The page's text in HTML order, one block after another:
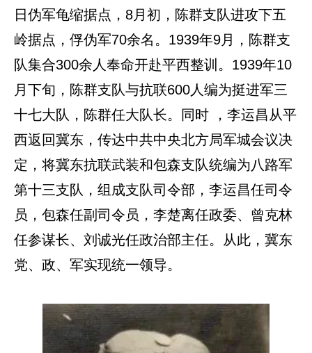
日伪军龟缩据点，8月初，陈群支队进攻下五
岭据点，俘伪军70余名。1939年9月，陈群支
队集合300余人奉命开赴平西整训。1939年10
月下旬，陈群支队与抗联600人编为挺进军三
十七大队，陈群任大队长。同时 ，李运昌从平
西返回冀东，传达中共中央北方局军城会议决
定，将冀东抗联武装和包森支队统编为八路军
第十三支队，组成支队司令部，李运昌任司令
员，包森任副司令员，李楚离任政委、曾克林
任参谋长、刘诚光任政治部主任。从此，冀东
党、政、军实现统一领导。